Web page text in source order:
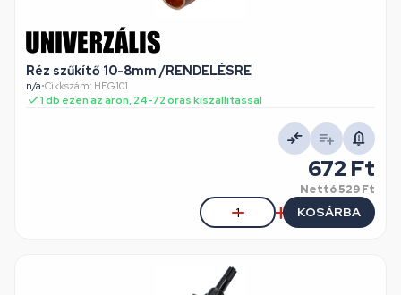
Réz szűkítő 10-8mm /RENDELÉSRE
n/a•Cikkszám: HEG101
1 db ezen az áron, 24-72 órás kiszállítással
672 Ft
Nettó529 Ft
KOSÁRBA